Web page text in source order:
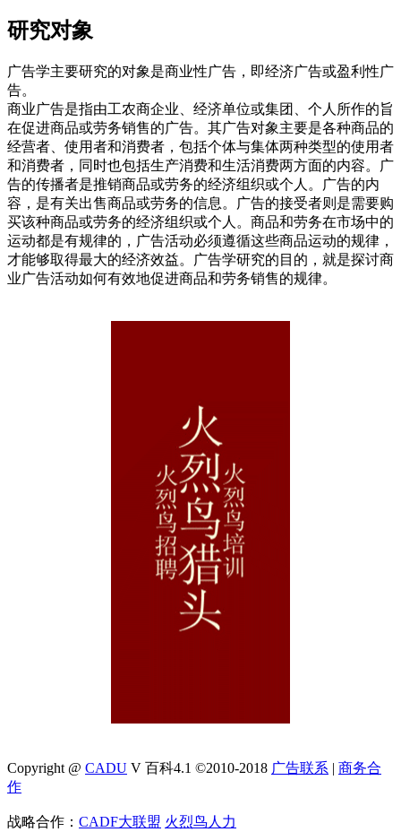
研究对象
广告学主要研究的对象是商业性广告，即经济广告或盈利性广
告。
商业广告是指由工农商企业、经济单位或集团、个人所作的旨
在促进商品或劳务销售的广告。其广告对象主要是各种商品的
经营者、使用者和消费者，包括个体与集体两种类型的使用者
和消费者，同时也包括生产消费和生活消费两方面的内容。广
告的传播者是推销商品或劳务的经济组织或个人。广告的内
容，是有关出售商品或劳务的信息。广告的接受者则是需要购
买该种商品或劳务的经济组织或个人。商品和劳务在市场中的
运动都是有规律的，广告活动必须遵循这些商品运动的规律，
才能够取得最大的经济效益。广告学研究的目的，就是探讨商
业广告活动如何有效地促进商品和劳务销售的规律。
Copyright @ CADU V 百科4.1 ©2010-2018 广告联系 | 商务合
作
战略合作： CADF大联盟 火烈鸟人力